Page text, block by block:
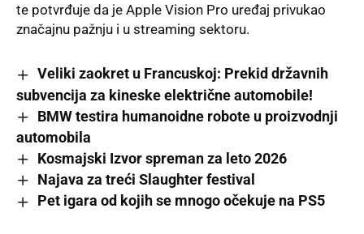
te potvrđuje da je Apple Vision Pro uređaj privukao
značajnu pažnju i u streaming sektoru.
Veliki zaokret u Francuskoj: Prekid državnih
subvencija za kineske električne automobile!
BMW testira humanoidne robote u proizvodnji
automobila
Kosmajski Izvor spreman za leto 2026
Najava za treći Slaughter festival
Pet igara od kojih se mnogo očekuje na PS5